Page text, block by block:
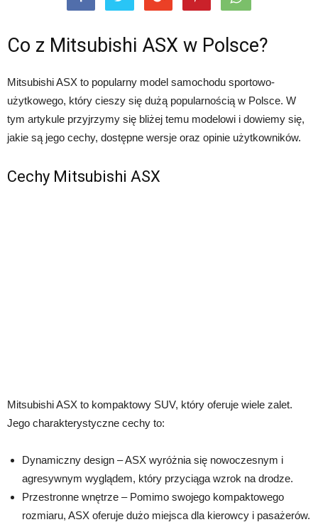
Co z Mitsubishi ASX w Polsce?
Mitsubishi ASX to popularny model samochodu sportowo-
użytkowego, który cieszy się dużą popularnością w Polsce. W
tym artykule przyjrzymy się bliżej temu modelowi i dowiemy się,
jakie są jego cechy, dostępne wersje oraz opinie użytkowników.
Cechy Mitsubishi ASX
Mitsubishi ASX to kompaktowy SUV, który oferuje wiele zalet.
Jego charakterystyczne cechy to:
Dynamiczny design – ASX wyróżnia się nowoczesnym i
agresywnym wyglądem, który przyciąga wzrok na drodze.
Przestronne wnętrze – Pomimo swojego kompaktowego
rozmiaru, ASX oferuje dużo miejsca dla kierowcy i pasażerów.